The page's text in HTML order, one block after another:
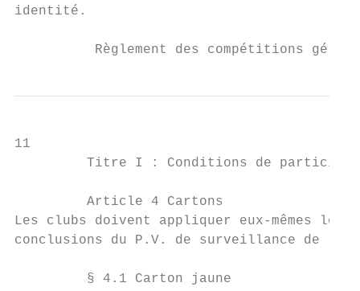
identité.
Règlement des compétitions
11
Titre I : Conditions de
         Article 4 Cartons
Les clubs doivent appliquer eux-mêmes
conclusions du P.V. de surveillance de la
         § 4.1 Carton jaune